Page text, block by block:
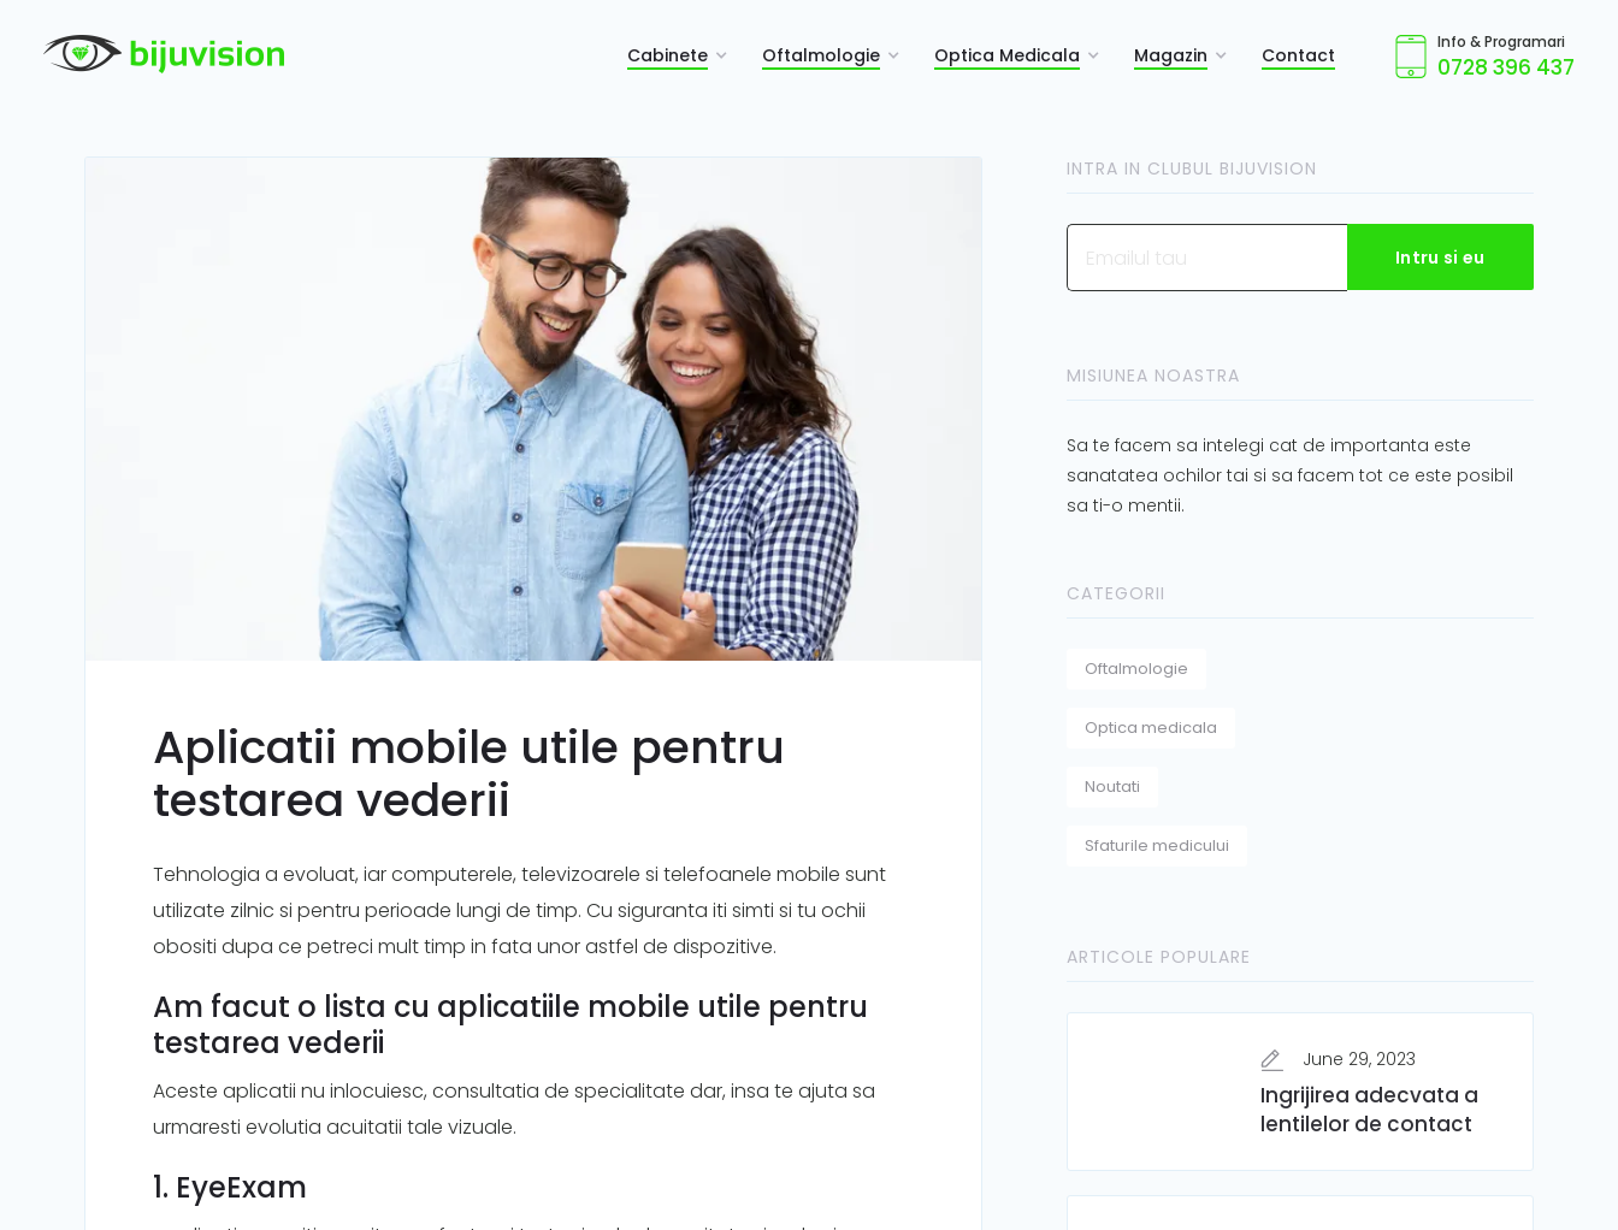
Info & Programari
0728 396 437
Cabinete Oftalmologie Optica Medicala Magazin Contact
Aplicatii mobile utile pentru
testarea vederii
Tehnologia a evoluat, iar computerele, televizoarele si telefoanele mobile sunt
utilizate zilnic si pentru perioade lungi de timp. Cu siguranta iti simti si tu ochii
obositi dupa ce petreci mult timp in fata unor astfel de dispozitive.
Am facut o lista cu aplicatiile mobile utile pentru
testarea vederii
Aceste aplicatii nu inlocuiesc, consultatia de specialitate dar, insa te ajuta sa
urmaresti evolutia acuitatii tale vizuale.
1. EyeExam
INTRA IN CLUBUL BIJUVISION
MISIUNEA NOASTRA
Sa te facem sa intelegi cat de importanta este
sanatatea ochilor tai si sa facem tot ce este posibil
sa ti-o mentii.
CATEGORII
Oftalmologie
Optica medicala
Noutati
Sfaturile medicului
ARTICOLE POPULARE
June 29, 2023
Ingrijirea adecvata a
lentilelor de contact